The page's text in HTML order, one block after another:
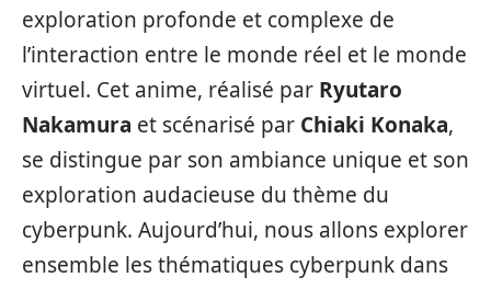
exploration profonde et complexe de
l’interaction entre le monde réel et le monde
virtuel. Cet anime, réalisé par Ryutaro
Nakamura et scénarisé par Chiaki Konaka,
se distingue par son ambiance unique et son
exploration audacieuse du thème du
cyberpunk. Aujourd’hui, nous allons explorer
ensemble les thématiques cyberpunk dans